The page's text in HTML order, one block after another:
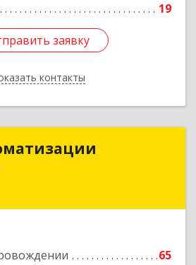
19
заявку
контакты
заявку
Назад
65
автоматизации